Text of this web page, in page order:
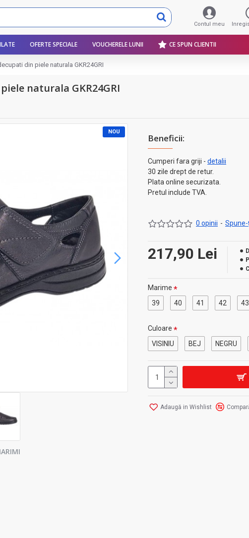
Contul meu
OFERTE SPECIALE VOUCHERELE LUNII CE SPUN CLIENTII
din piele naturala GKR24GRI
naturala GKR24GRI
NOU
Beneficii:
Cumperi fara griji - detalii
30 zile drept de retur.
Plata online securizata.
Pretul include TVA.
0 opinii -
217,90 Lei
Marime
39
40 41 42 43
Culoare
VISINIU
BEJ NEGRU
Adaugă in Wishlist